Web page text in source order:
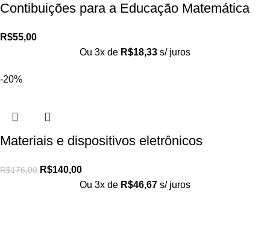
Contibuições para a Educação Matemática
R$55,00
Ou 3x de R$18,33 s/ juros
-20%
Materiais e dispositivos eletrônicos
R$176,00 R$140,00
Ou 3x de R$46,67 s/ juros